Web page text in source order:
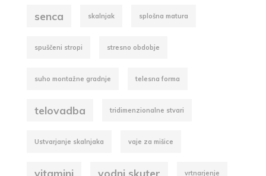
senca skalnjak splošna matura
spuščeni stropi stresno obdobje
suho montažne gradnje telesna forma
telovadba tridimenzionalne stvari
Ustvarjanje skalnjaka vaje za mišice
vitamini vodni skuter vrtnarjenje